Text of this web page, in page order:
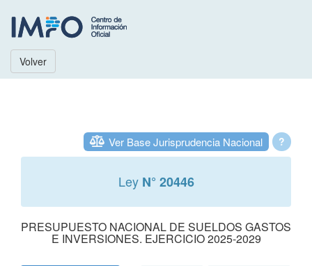
Volver
?
Ver Base Jurisprudencia Nacional
Ley N° 20446
PRESUPUESTO NACIONAL DE SUELDOS GASTOS
E INVERSIONES. EJERCICIO 2025-2029